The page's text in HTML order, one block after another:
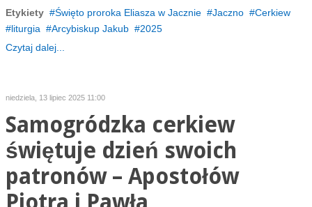
Etykiety
Święto proroka Eliasza w Jacznie Jaczno
Cerkiew
liturgia
Arcybiskup Jakub
2025
Czytaj dalej...
niedziela, 13 lipiec 2025 11:00
Samogródzka cerkiew
świętuje dzień swoich
patronów – Apostołów